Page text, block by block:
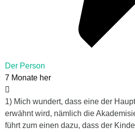
Der Person
7 Monate her
1) Mich wundert, dass eine der
erwähnt wird, nämlich die
führt zum einen dazu, dass der